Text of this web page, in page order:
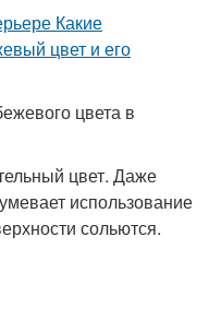
цвета в
цвет. Даже
использование
сольются.